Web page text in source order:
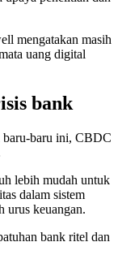
mengatakan masih
uang digital
bank
baru-baru ini, CBDC
lebih mudah untuk
dalam sistem
urus keuangan.
bank ritel dan